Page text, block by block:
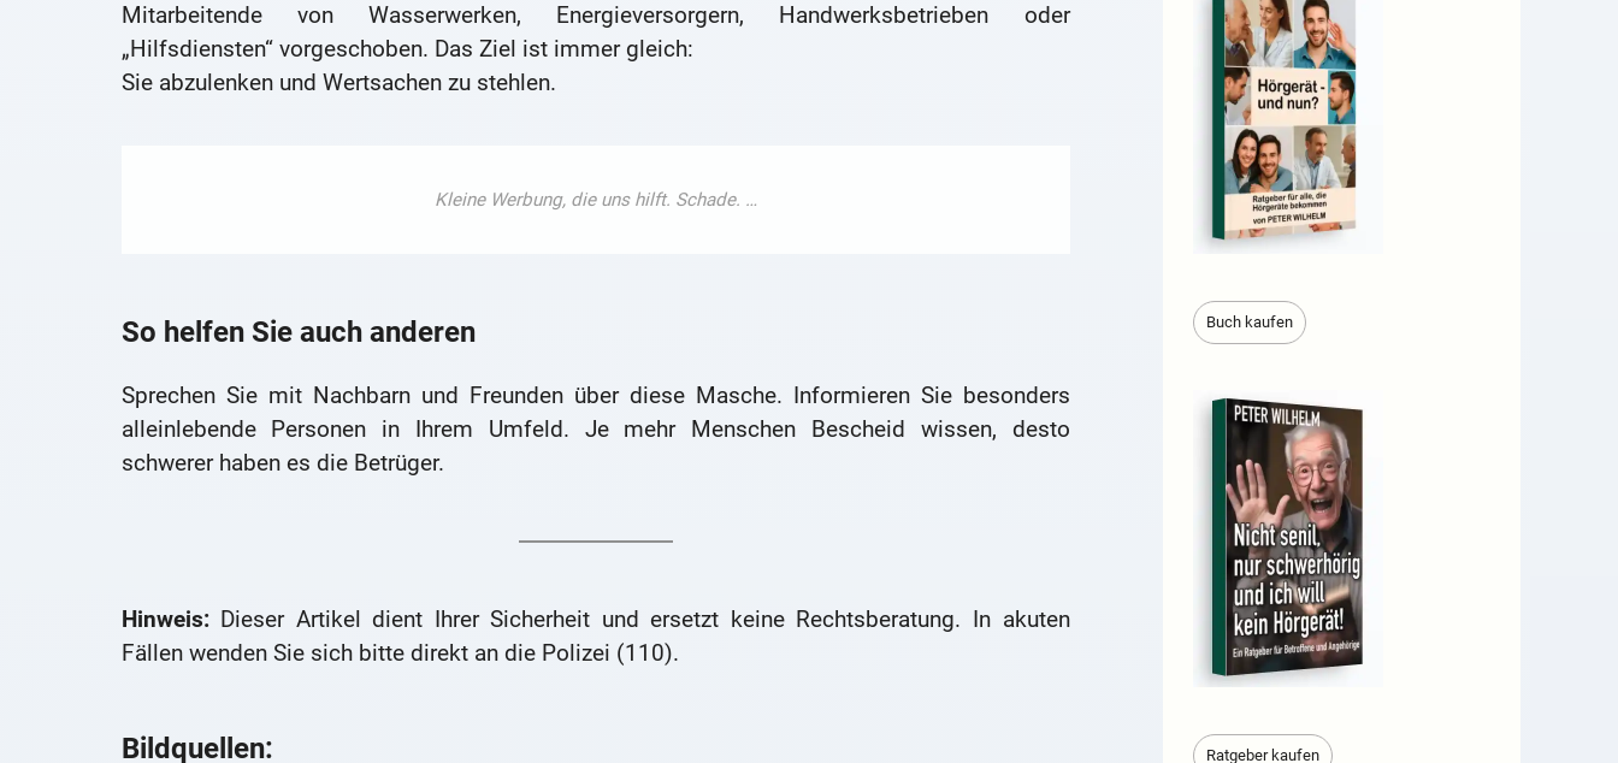
Mitarbeitende von Wasserwerken, Energieversorgern, Handwerksbetrieben oder
„Hilfsdiensten“ vorgeschoben. Das Ziel ist immer gleich:
Sie abzulenken und Wertsachen zu stehlen.
So helfen Sie auch anderen
Sprechen Sie mit Nachbarn und Freunden über diese Masche. Informieren Sie besonders
alleinlebende Personen in Ihrem Umfeld. Je mehr Menschen Bescheid wissen, desto
schwerer haben es die Betrüger.
Hinweis:Dieser Artikel dient Ihrer Sicherheit und ersetzt keine Rechtsberatung. In akuten
Fällen wenden Sie sich bitte direkt an die Polizei (110).
Bildquellen:
Buch kaufen
Ratgeber kaufen